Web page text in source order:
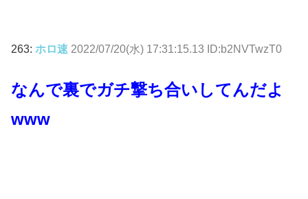
263: ホロ速 2022/07/20(水) 17:31:15.13 ID:b2NVTwzT0
なんで裏でガチ撃ち合いしてんだよ
www